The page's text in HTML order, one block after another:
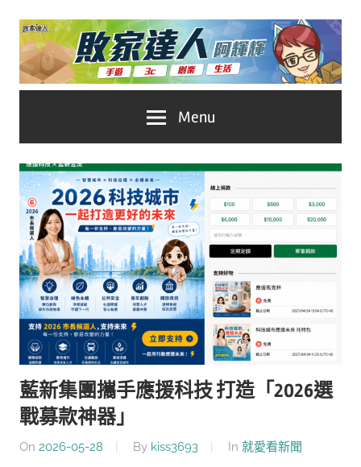
Skip
content
家
達
人
推
薦
No.1
遊
戲
科
技
自
媒
體。
Menu
藍新集團攜手應援科技 打造「2026選
戰募款神器」
On 2026-05-28 By kiss3693 In 就愛看新聞